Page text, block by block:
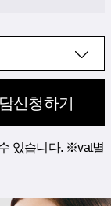
신청하기
있습니다. ※vat별